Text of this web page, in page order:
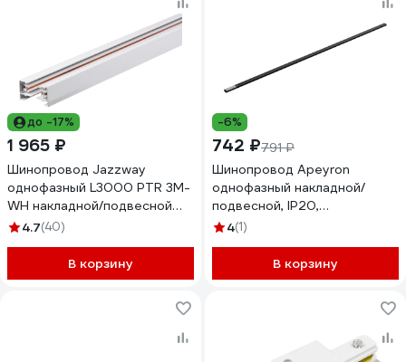
до -17%
1 965 ₽
Шинопровод Jazzway
однофазный L3000 PTR 3M-
WH накладной/подвесной
для трекового освещения
4.7(40)
В корзину
-6%
742 ₽791 ₽
Шинопровод Apeyron
однофазный накладной/
подвесной, IP20,
2000x42x18мм, чёрный,
крепёж, токоввод, заглушка
45-04
4(1)
В корзину